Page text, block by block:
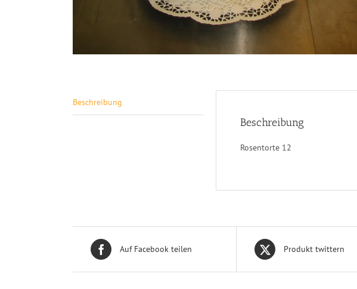
Beschreibung
Beschreibung
Rosentorte 12
Auf Facebook teilen Produkt twittern